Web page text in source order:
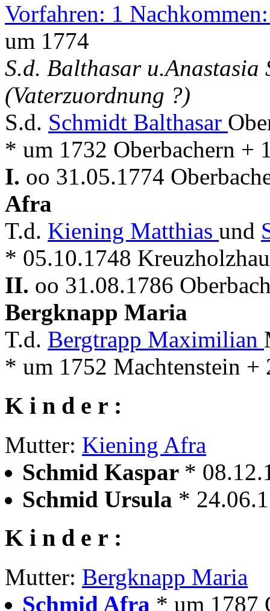
Vorfahren: 1
um 1774
S.d. Balthasar u.Anastasia
(Vaterzuordnung ?)
S.d. Schmidt Balthasar
* um 1732 Oberbachern +
I. oo 31.05.1774
Afra
T.d. Kiening Matthias und
* 05.10.1748
II. oo 31.08.1786
Bergknapp Maria
T.d. Bergtrapp Maximilian
* um 1752 Machtenstein +
K i n d e r :
Mutter: Kiening Afra
Schmid Kaspar *
Schmid Ursula *
K i n d e r :
Mutter: Bergknapp Maria
Schmid Afra * um 1787